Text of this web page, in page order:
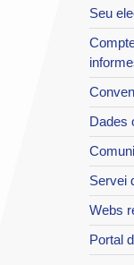
Seu
Dades
Servei
Webs
Portal